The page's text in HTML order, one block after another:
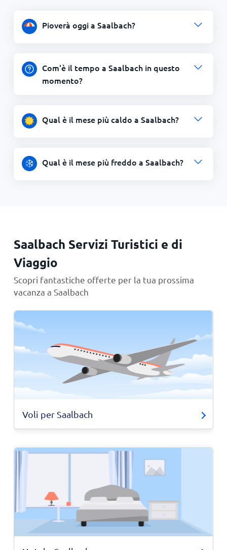
Pioverà oggi a Saalbach?
Com'è il tempo a Saalbach in questo
momento?
Qual è il mese più caldo a Saalbach?
Qual è il mese più freddo a Saalbach?
Saalbach Servizi Turistici e di
Viaggio
Scopri fantastiche offerte per la tua prossima
vacanza a Saalbach
Voli per Saalbach